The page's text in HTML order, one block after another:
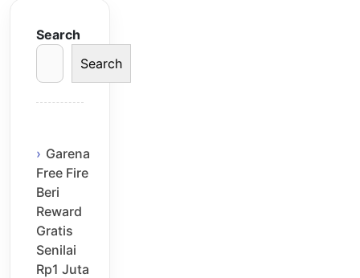
Search
Search
Garena
Free Fire
Beri
Reward
Gratis
Senilai
Rp1 Juta